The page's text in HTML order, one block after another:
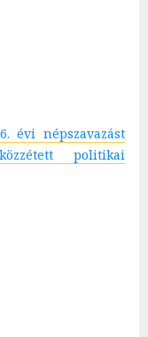
évi népszavazást
politikai